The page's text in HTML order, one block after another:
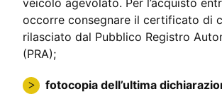
occorre consegnare il certificato di
rilasciato dal Pubblico Registro
(PRA);
fotocopia dell’ultima